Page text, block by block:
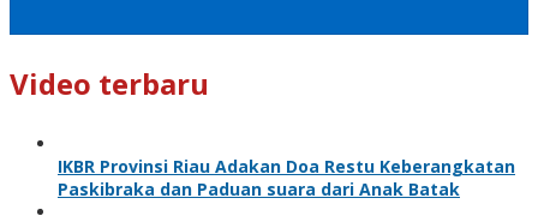
Video terbaru
IKBR Provinsi Riau Adakan Doa Restu Keberangkatan
Paskibraka dan Paduan suara dari Anak Batak